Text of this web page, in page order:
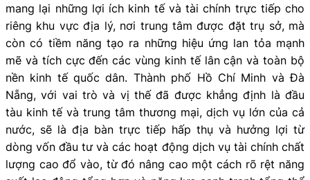
mang lại những lợi ích kinh tế và tài chính trực tiếp cho
riêng khu vực địa lý, nơi trung tâm được đặt trụ sở, mà
còn có tiềm năng tạo ra những hiệu ứng lan tỏa mạnh
mẽ và tích cực đến các vùng kinh tế lân cận và toàn bộ
nền kinh tế quốc dân. Thành phố Hồ Chí Minh và Đà
Nẵng, với vai trò và vị thế đã được khẳng định là đầu
tàu kinh tế và trung tâm thương mại, dịch vụ lớn của cả
nước, sẽ là địa bàn trực tiếp hấp thụ và hưởng lợi từ
dòng vốn đầu tư và các hoạt động dịch vụ tài chính chất
lượng cao đổ vào, từ đó nâng cao một cách rõ rệt năng